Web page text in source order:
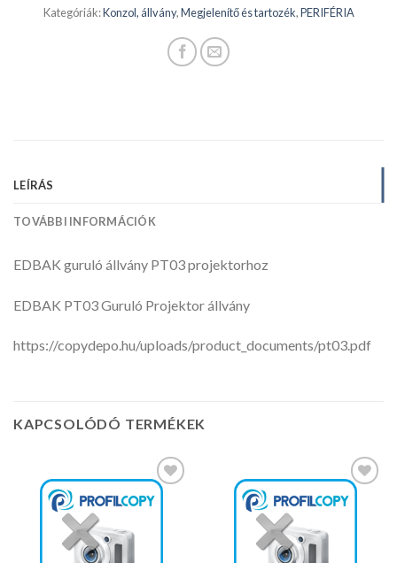
Kategóriák:Konzol, állvány,Megjelenítő és tartozék,PERIFÉRIA
LEÍRÁS
TOVÁBBI INFORMÁCIÓK
EDBAK guruló állvány PT03 projektorhoz
EDBAK PT03 Guruló Projektor állvány
https://copydepo.hu/uploads/product_documents/pt03.pdf
KAPCSOLÓDÓ TERMÉKEK
Kedvencekhez Kedvencekhez